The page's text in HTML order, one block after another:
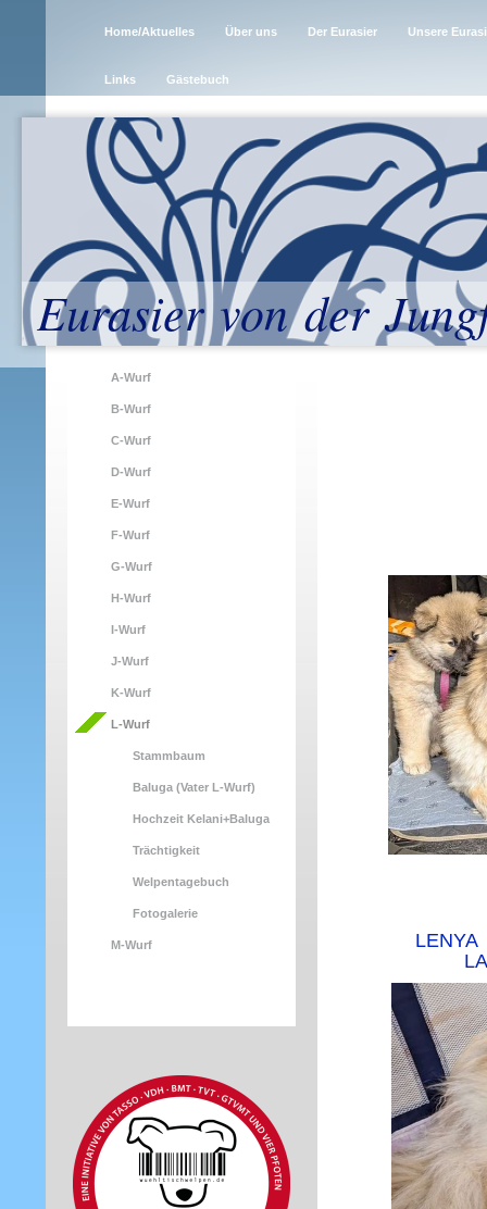
Home/Aktuelles Über uns Der Eurasier Unsere
Links Gästebuch
Eurasier von der
A-Wurf
B-Wurf
C-Wurf
D-Wurf
E-Wurf
F-Wurf
G-Wurf
H-Wurf
I-Wurf
J-Wurf
K-Wurf
L-Wurf
Stammbaum
Baluga (Vater L-Wurf)
Hochzeit Kelani+Baluga
Trächtigkeit
Welpentagebuch
Fotogalerie
M-Wurf